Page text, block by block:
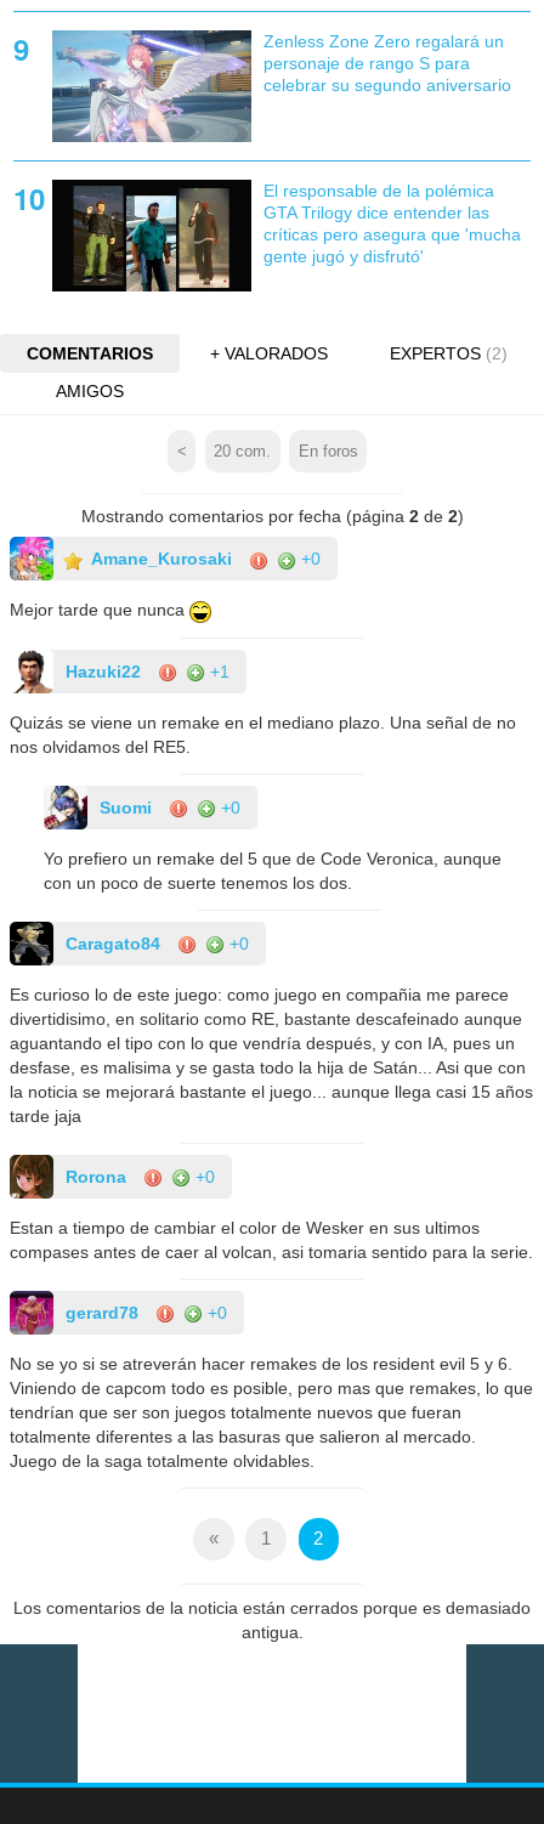
Zenless Zone Zero regalará un
personaje de rango S para
celebrar su segundo aniversario
El responsable de la polémica
GTA Trilogy dice entender las
críticas pero asegura que 'mucha
gente jugó y disfrutó'
COMENTARIOS + VALORADOS EXPERTOS (2)
AMIGOS
< 20 com. En foros
Mostrando comentarios por fecha (página 2de 2)
Amane_Kurosaki +0
Mejor tarde que nunca
Hazuki22 +1
Quizás se viene un remake en el mediano plazo. Una señal de no
nos olvidamos del RE5.
Suomi +0
Yo prefiero un remake del 5 que de Code Veronica, aunque
con un poco de suerte tenemos los dos.
Caragato84 +0
Es curioso lo de este juego: como juego en compañia me parece
divertidisimo, en solitario como RE, bastante descafeinado aunque
aguantando el tipo con lo que vendría después, y con IA, pues un
desfase, es malisima y se gasta todo la hija de Satán... Asi que con
la noticia se mejorará bastante el juego... aunque llega casi 15 años
tarde jaja
Rorona +0
Estan a tiempo de cambiar el color de Wesker en sus ultimos
compases antes de caer al volcan, asi tomaria sentido para la serie.
gerard78 +0
No se yo si se atreverán hacer remakes de los resident evil 5 y 6.
Viniendo de capcom todo es posible, pero mas que remakes, lo que
tendrían que ser son juegos totalmente nuevos que fueran
totalmente diferentes a las basuras que salieron al mercado.
Juego de la saga totalmente olvidables.
« 1 2
Los comentarios de la noticia están cerrados porque es demasiado
antigua.